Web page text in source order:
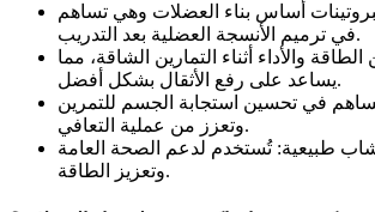
البروتينات أساس بناء العضلات وهي تساهم
في ترميم الأنسجة العضلية بعد التدريب.
الطاقة والأداء أثناء التمارين الشاقة، مما
يساعد على رفع الأثقال بشكل أفضل.
تساهم في تحسين استجابة الجسم للتمرين
وتعزز من عملية التعافي.
طبيعية: تُستخدم لدعم الصحة العامة
وتعزيز الطاقة.